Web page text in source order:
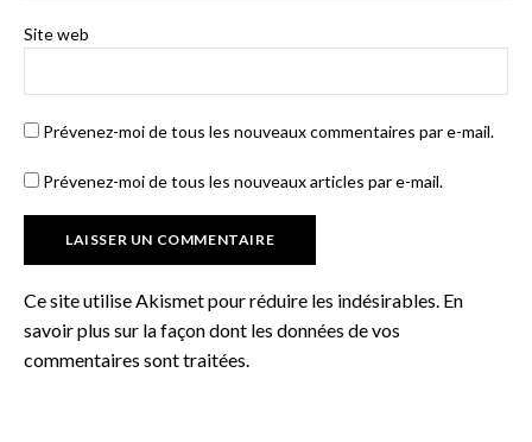
Site web
Prévenez-moi de tous les nouveaux commentaires par e-mail.
Prévenez-moi de tous les nouveaux articles par e-mail.
Ce site utilise Akismet pour réduire les indésirables. En
savoir plus sur la façon dont les données de vos
commentaires sont traitées.